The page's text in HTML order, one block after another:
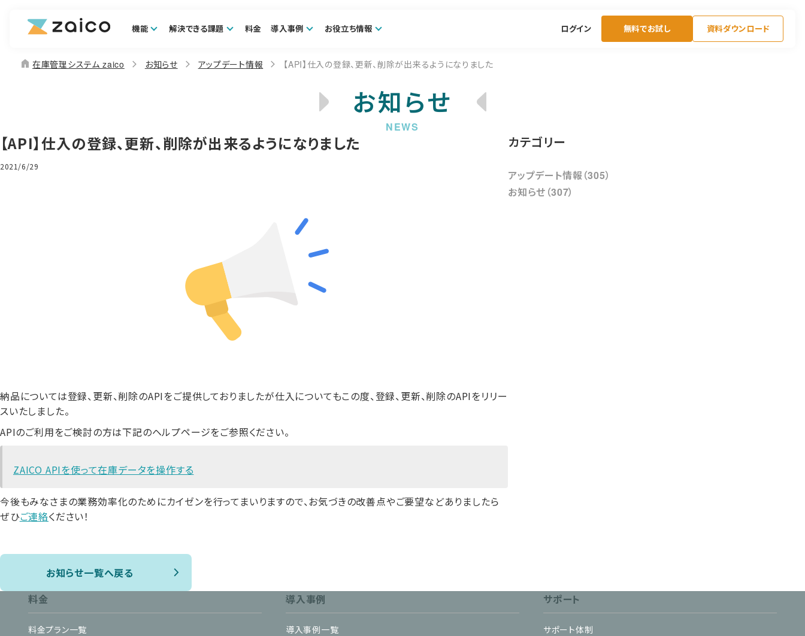
機能 解決できる課題 料金 導入事例 お役立ち情報 ログイン 無料でお試し 資料ダウンロード
home 在庫管理システム zaico お知らせ アップデート情報 【API】仕入の登録、更新、削除が出来るようになりました
お知らせ
【API】仕入の登録、更新、削除が出来るようになりました
2021/6/29
納品については登録、更新、削除のAPIをご提供しておりましたが仕入についてもこの度、登録、更新、削除のAPIをリリー
スいたしました。
APIのご利用をご検討の方は下記のヘルプページをご参照ください。
ZAICO APIを使って在庫データを操作する
今後もみなさまの業務効率化のためにカイゼンを行ってまいりますので、お気づきの改善点やご要望などありましたら
ぜひご連絡ください！
お知らせ一覧へ戻る
カテゴリー
アップデート情報（305）
お知らせ（307）
料金
料金プラン一覧
導入事例
導入事例一覧
サポート
サポート体制